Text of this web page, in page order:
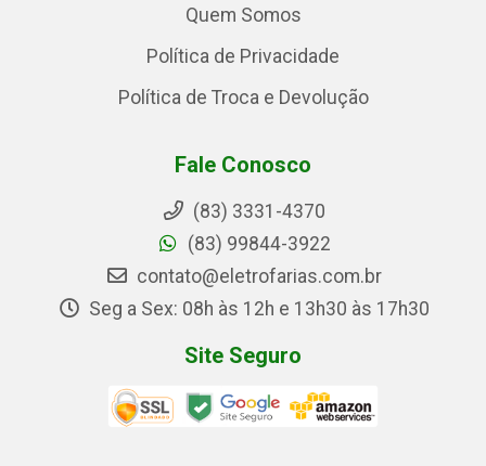
Quem Somos
Política de Privacidade
Política de Troca e Devolução
Fale Conosco
(83) 3331-4370
(83) 99844-3922
contato@eletrofarias.com.br
Seg a Sex: 08h às 12h e 13h30 às 17h30
Site Seguro